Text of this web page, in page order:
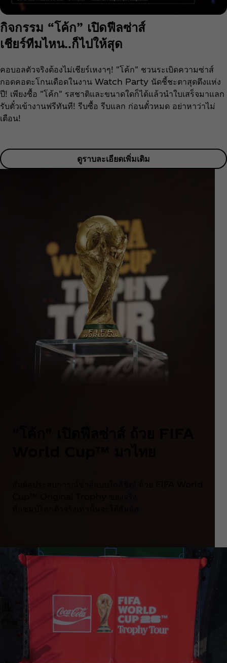
กิจกรรม “โค้ก” เปิดฟีลซ่าส์
เชียร์ทีมไหน..ก็ไปให้สุด
คอบอลตัวจริงต้องไม่เชียร์เหงาๆ! "โค้ก" ชวนระเบิดความซ่าส์
กอดคอตะโกนเดือดในงาน Watch Party นัดชี้ชะตาสุดตึงแห่ง
ปี! เพียงซื้อ "โค้ก" รสชาติและขนาดใดก็ได้แล้วนำใบเสร็จมาแลก
รับตั๋วเข้างานฟรีทันที! รีบซื้อ รีบแลก ก่อนตั๋วหมด อย่าหาว่าไม่
เตือน!
ดูราบละเอียดเพิ่มเติม